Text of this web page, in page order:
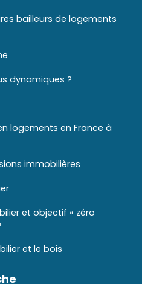
bailleurs de logements
dynamiques ?
logements en France à
immobilières
et objectif « zéro
et le bois